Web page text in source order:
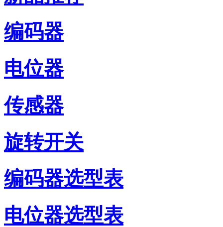
编码器
电位器
传感器
旋转开关
编码器选型表
电位器选型表